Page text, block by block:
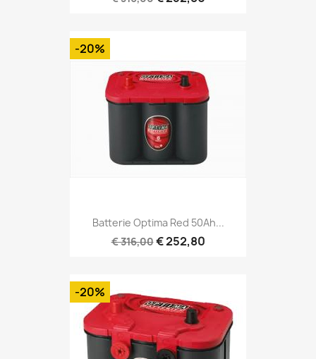
Batterie Optima Red 50Ah...
€ 316,00€ 252,80
-20%
-20%